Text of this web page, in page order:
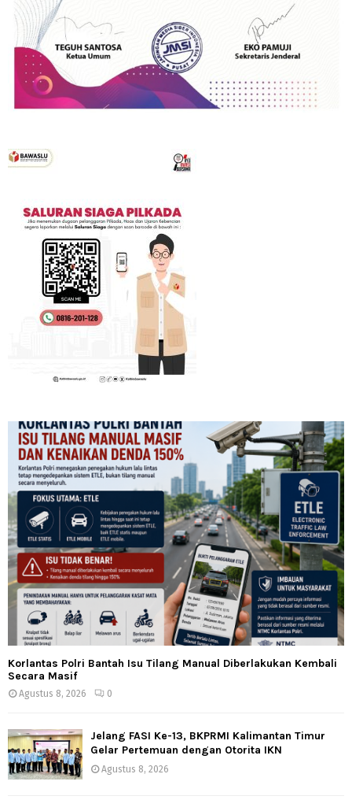
Korlantas Polri Bantah Isu Tilang Manual Diberlakukan Kembali
Secara Masif
Agustus 8, 2026 0
Jelang FASI Ke-13, BKPRMI Kalimantan Timur
Gelar Pertemuan dengan Otorita IKN
Agustus 8, 2026